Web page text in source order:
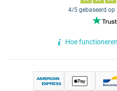
4/5 gebaseerd op
Hoe